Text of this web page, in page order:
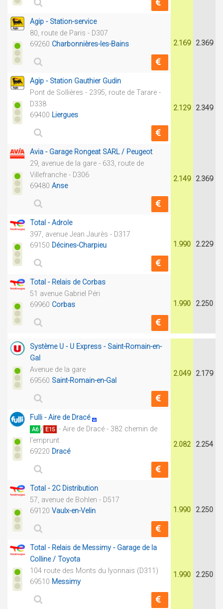
Agip - Station-service
80, route de Paris - D307
69260 Charbonnières-les-Bains 2.169 2.369
Agip - Station Gauthier Gudin
Pont de Sollières - 2395, route de Tarare -
D338
69400 Liergues
2.129 2.349
Avia - Garage Rongeat SARL / Peugeot
29, avenue de la gare - 633, route de
Villefranche - D306
69480 Anse
2.149 2.369
Total - Adrole
397, avenue Jean Jaurès - D317
69150 Décines-Charpieu 1.990 2.229
Total - Relais de Corbas
51 avenue Gabriel Péri
69960 Corbas 1.990 2.250
Système U - U Express - Saint-Romain-en-
Gal
Avenue de la gare
69560 Saint-Romain-en-Gal
2.049 2.179
Fulli - Aire de Dracé
A6 / E15 - Aire de Dracé - 382 chemin de
l'emprunt
69220 Dracé
2.082 2.254
Total - 2C Distribution
57, avenue de Bohlen - D517
69120 Vaulx-en-Velin 1.990 2.250
Total - Relais de Messimy - Garage de la
Colline / Toyota
104 route des Monts du lyonnais (D311)
69510 Messimy
1.990 2.250